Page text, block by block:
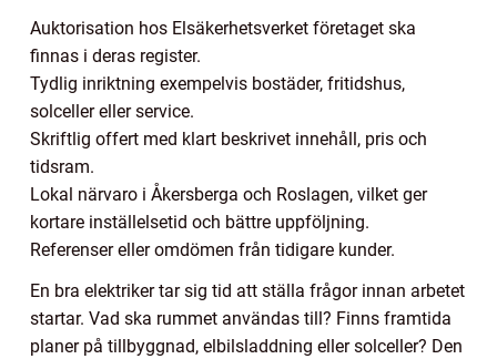
Auktorisation hos Elsäkerhetsverket företaget ska
finnas i deras register.
Tydlig inriktning exempelvis bostäder, fritidshus,
solceller eller service.
Skriftlig offert med klart beskrivet innehåll, pris och
tidsram.
Lokal närvaro i Åkersberga och Roslagen, vilket ger
kortare inställelsetid och bättre uppföljning.
Referenser eller omdömen från tidigare kunder.
En bra elektriker tar sig tid att ställa frågor innan arbetet
startar. Vad ska rummet användas till? Finns framtida
planer på tillbyggnad, elbilsladdning eller solceller? Den